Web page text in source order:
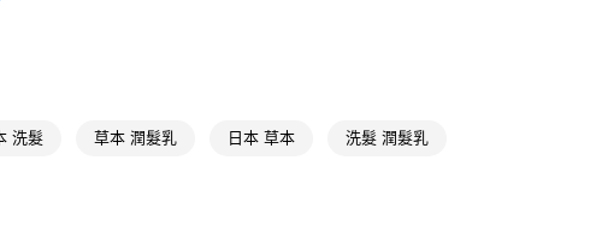
．便利：只要手機號碼，簡訊認證，即可結帳。
配(廠商直送🚚)
洗髮 草本 潤髮乳 日本 草本 洗髮 潤髮乳